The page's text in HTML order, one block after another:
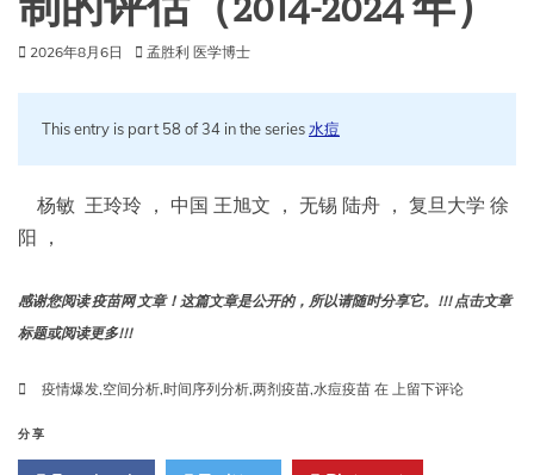
先
进
技
高
苗
力
2026年8月6日 孟胜利 医学博士
This entry is part 58 of 34 in the series水痘
杨敏 王玲玲 ， 中国 王旭文 ， 无锡 陆舟 ， 复旦大学 徐
阳 ，
感谢您阅读 疫苗网 文章！这篇文章是公开的，所以请随时分享它。!!! 点击文章
标题或阅读更多!!!
疫情爆发,空间分析,时间序列分析,两剂疫苗,水痘疫苗 在 中
锡
上留下评论
分享